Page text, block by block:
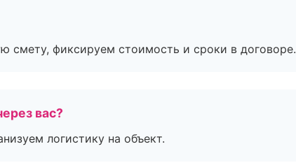
смету, фиксируем стоимость и сроки в договоре.
вас?
логистику на объект.